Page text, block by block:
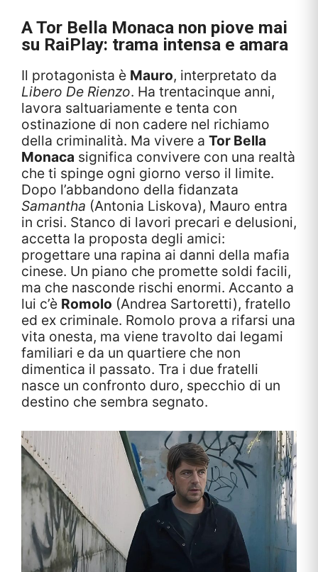
A Tor Bella Monaca non piove mai
su RaiPlay: trama intensa e amara
Il protagonista è Mauro, interpretato da
Libero De Rienzo. Ha trentacinque anni,
lavora saltuariamente e tenta con
ostinazione di non cadere nel richiamo
della criminalità. Ma vivere a Tor Bella
Monaca significa convivere con una realtà
che ti spinge ogni giorno verso il limite.
Dopo l’abbandono della fidanzata
Samantha (Antonia Liskova), Mauro entra
in crisi. Stanco di lavori precari e delusioni,
accetta la proposta degli amici:
progettare una rapina ai danni della mafia
cinese. Un piano che promette soldi facili,
ma che nasconde rischi enormi. Accanto a
lui c’è Romolo (Andrea Sartoretti), fratello
ed ex criminale. Romolo prova a rifarsi una
vita onesta, ma viene travolto dai legami
familiari e da un quartiere che non
dimentica il passato. Tra i due fratelli
nasce un confronto duro, specchio di un
destino che sembra segnato.